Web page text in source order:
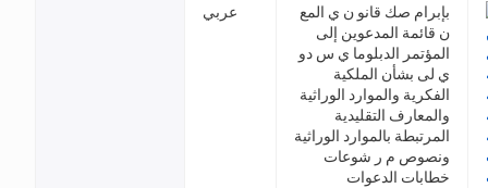
عربي
بإبرام صك قانو ن ي المع
ن قائمة المدعوين إلى
المؤتمر الدبلوما ي س دو
ي لى بشأن الملكية
الفكرية والموارد الوراثية
والمعارف التقليدية
المرتبطة بالموارد الوراثية
ونصوص م ر شوعات
خطابات الدعوات